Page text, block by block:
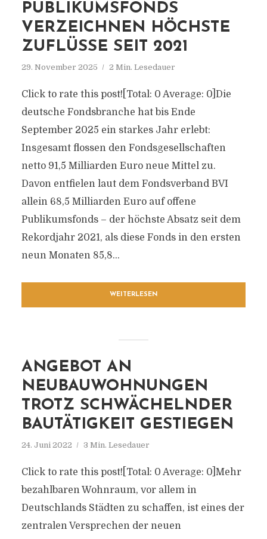
PUBLIKUMSFONDS
VERZEICHNEN HÖCHSTE
ZUFLÜSSE SEIT 2021
29. November 2025 2 Min. Lesedauer
Click to rate this post![Total: 0 Average: 0]Die
deutsche Fondsbranche hat bis Ende
September 2025 ein starkes Jahr erlebt:
Insgesamt flossen den Fondsgesellschaften
netto 91,5 Milliarden Euro neue Mittel zu.
Davon entfielen laut dem Fondsverband BVI
allein 68,5 Milliarden Euro auf offene
Publikumsfonds – der höchste Absatz seit dem
Rekordjahr 2021, als diese Fonds in den ersten
neun Monaten 85,8...
WEITERLESEN
ANGEBOT AN
NEUBAUWOHNUNGEN
TROTZ SCHWÄCHELNDER
BAUTÄTIGKEIT GESTIEGEN
24. Juni 2022 3 Min. Lesedauer
Click to rate this post![Total: 0 Average: 0]Mehr
bezahlbaren Wohnraum, vor allem in
Deutschlands Städten zu schaffen, ist eines der
zentralen Versprechen der neuen